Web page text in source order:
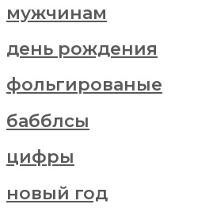
мужчинам
день рождения
фольгированые
бабблсы
цифры
новый год